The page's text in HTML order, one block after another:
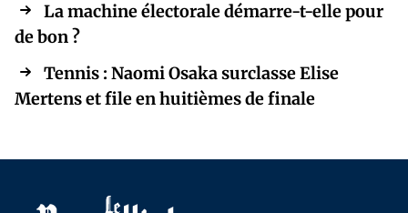
La machine électorale démarre-t-elle pour
de bon ?
Tennis : Naomi Osaka surclasse Elise
Mertens et file en huitièmes de finale